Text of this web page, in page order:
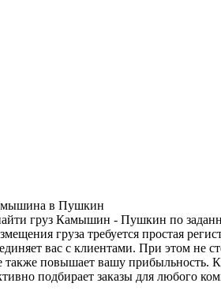
в Пушкин
груз Камышин - Пушкин по
груза требуется простая
вас с клиентами. При этом не
также повышает вашу прибыльность.
подбирает заказы для любого